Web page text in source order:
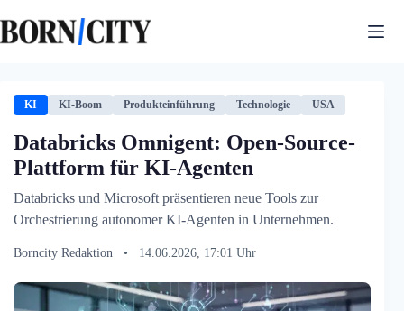
Inhalt
springen
KI KI-Boom Produkteinführung Technologie USA
Databricks Omnigent: Open-Source-
Plattform für KI-Agenten
Databricks und Microsoft präsentieren neue Tools zur
Orchestrierung autonomer KI-Agenten in Unternehmen.
Borncity Redaktion • 14.06.2026, 17:01 Uhr